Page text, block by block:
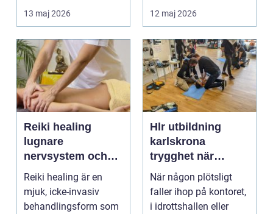
handlar sällan bara
om alkohol, narkoti...
13 maj 2026 12 maj 2026
Reiki healing
lugnare
nervsystem och
djupare
återhämtning
Reiki healing är en
mjuk, icke-invasiv
behandlingsform som
Hlr utbildning
karlskrona
trygghet när
sekunderna
räknas
När någon plötsligt
faller ihop på kontoret,
i idrottshallen eller